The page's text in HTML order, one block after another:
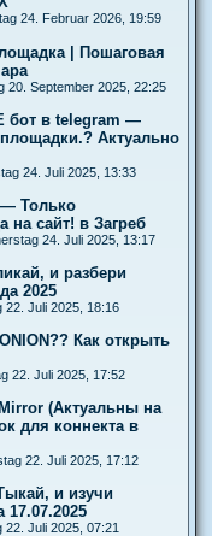
24. Februar 2026, 19:59
| Пошаговая
20. September 2025, 22:25
бот в telegram —
Актуально
24. Juli 2025, 13:33
Только
на сайт! в Загреб
24. Juli 2025, 13:17
и разбери
2025
22. Juli 2025, 18:16
Как открыть
22. Juli 2025, 17:52
(Актуальны на
для коннекта в
22. Juli 2025, 17:12
и изучи
17.07.2025
22. Juli 2025, 07:21